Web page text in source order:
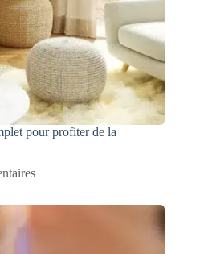
pour profiter de la